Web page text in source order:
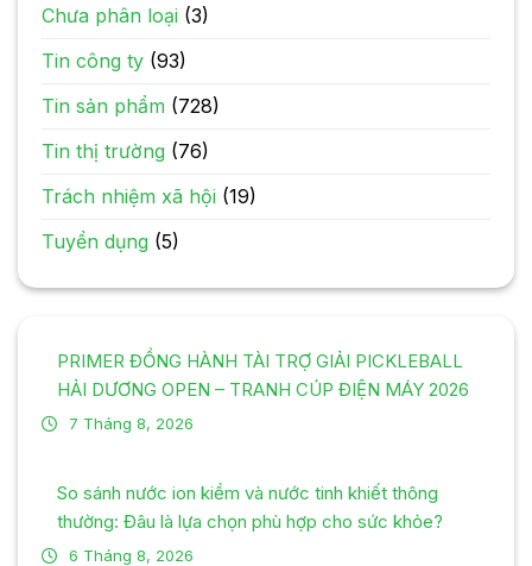
Chưa phân loại (3)
Tin công ty (93)
Tin sản phẩm (728)
Tin thị trường (76)
Trách nhiệm xã hội (19)
Tuyển dụng (5)
PRIMER ĐỒNG HÀNH TÀI TRỢ GIẢI PICKLEBALL
HẢI DƯƠNG OPEN – TRANH CÚP ĐIỆN MÁY 2026
7 Tháng 8, 2026
So sánh nước ion kiềm và nước tinh khiết thông
thường: Đâu là lựa chọn phù hợp cho sức khỏe?
6 Tháng 8, 2026